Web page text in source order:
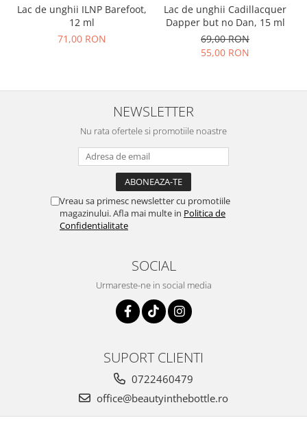
Lac de unghii ILNP Barefoot,
12 ml
71,00 RON
Lac de unghii Cadillacquer
Dapper but no Dan, 15 ml
69,00 RON
55,00 RON
NEWSLETTER
Nu rata ofertele si promotiile noastre
Vreau sa primesc newsletter cu promotiile
magazinului. Afla mai multe in Politica de
Confidentialitate
SOCIAL
Urmareste-ne in social media
SUPORT CLIENTI
0722460479
office@beautyinthebottle.ro